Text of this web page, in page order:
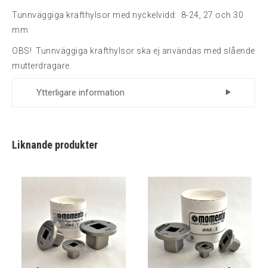
Tunnväggiga krafthylsor med nyckelvidd: 8-24, 27 och 30
mm
OBS! Tunnväggiga krafthylsor ska ej användas med slående
mutterdragare.
Ytterligare information
Liknande produkter